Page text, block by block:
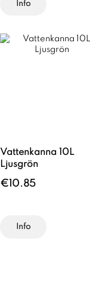
Info
Vattenkanna 10L
Ljusgrön
€10.85
Info